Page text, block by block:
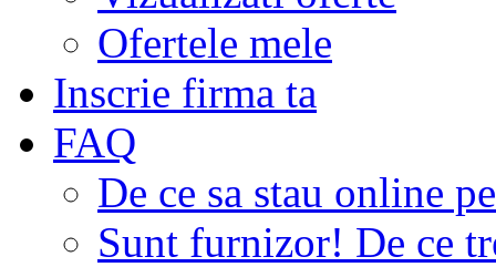
Ofertele mele
Inscrie firma ta
FAQ
De ce sa stau online
Sunt furnizor! De ce